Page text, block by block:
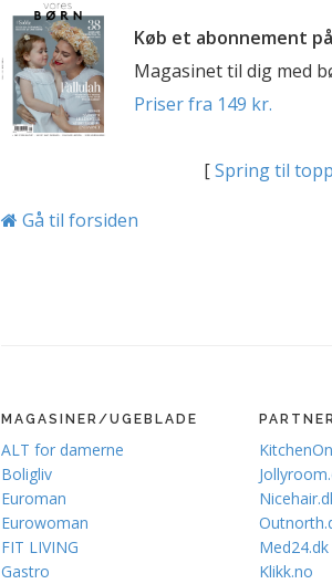
Køb et abonnement
Magasinet til dig med
Priser fra 149 kr.
[Spring til
Gå til forsiden
MAGASINER/UGEBLADE
ALT for damerne
Boligliv
Euroman
Eurowoman
FIT LIVING
Gastro
Med24.dk
Klikk.no